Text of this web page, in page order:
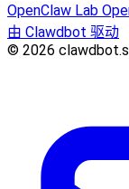
OpenClaw Lab
由 Clawdbot 驱动
© 2026